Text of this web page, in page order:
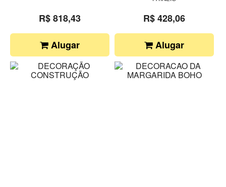
R$ 818,43
Alugar
R$ 428,06
Alugar